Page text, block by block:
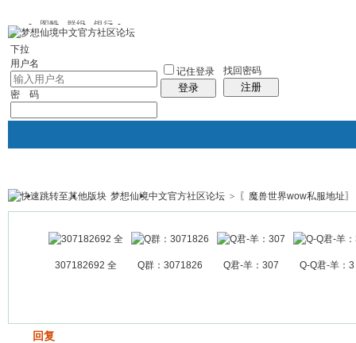
图酷 群组 银行
下拉
用户名
密 码
记住登录
登录
找回密码
注册
银行 群组聚合 我的空间
帖子
梦想仙境中文官方社区论坛 > 〖魔兽世界wow私服地址〗
307182692 全 Q群：3071826 Q君-羊：307 Q-Q君-羊：3
回复